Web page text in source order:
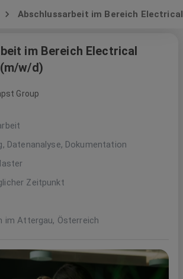
Abschlussarbeit im Bereich
im Bereich Electrical
w/d)
Group
Datenanalyse, Dokumentation
Zeitpunkt
im Attergau, Österreich